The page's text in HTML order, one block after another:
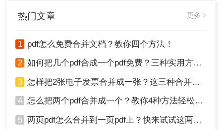
热门文章 更多 >
1 pdf怎么免费合并文档？教你四个方法！
2 如何把几个pdf合成一个pdf免费？三种实用方法分享！
3 怎样把2张电子发票合并成一张？这三种合并方法学习一下!
4 怎么把两个pdf合并成一个？教你4种方法轻松完成合并！
5 两页pdf怎么合并到一页pdf上？快来试试这两种方法吧！